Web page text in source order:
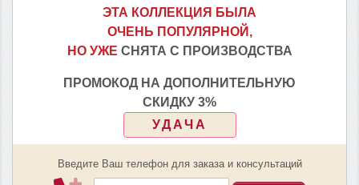
ЭТА КОЛЛЕКЦИЯ БЫЛА
ОЧЕНЬ ПОПУЛЯРНОЙ,
НО УЖЕ СНЯТА С ПРОИЗВОДСТВА
ПРОМОКОД НА ДОПОЛНИТЕЛЬНУЮ
СКИДКУ 3%
УДАЧА
Введите Ваш телефон для заказа и консультаций